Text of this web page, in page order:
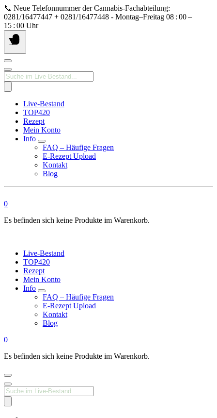
Springe
zum
Inhalt
📞 Neue Telefonnummer der Cannabis‑Fachabteilung:
0281/16477447 + 0281/16477448 - Montag–Freitag 08 : 00 –
15 : 00 Uhr
Products
search
Live-Bestand
TOP420
Rezept
Mein Konto
Info
FAQ – Häufige Fragen
E-Rezept Upload
Kontakt
Blog
0
Es befinden sich keine Produkte im Warenkorb.
Live-Bestand
TOP420
Rezept
Mein Konto
Info
FAQ – Häufige Fragen
E-Rezept Upload
Kontakt
Blog
0
Es befinden sich keine Produkte im Warenkorb.
Products
search